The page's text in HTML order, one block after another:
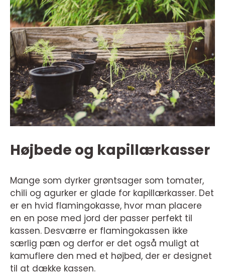
Højbede og kapillærkasser
Mange som dyrker grøntsager som tomater,
chili og agurker er glade for kapillærkasser. Det
er en hvid flamingokasse, hvor man placere
en en pose med jord der passer perfekt til
kassen. Desværre er flamingokassen ikke
særlig pæn og derfor er det også muligt at
kamuflere den med et højbed, der er designet
til at dække kassen.